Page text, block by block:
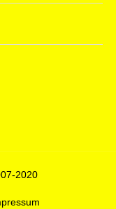
2020